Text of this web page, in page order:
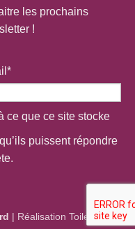
les prochains
!
ce que ce site stocke
puissent répondre
| Réalisation Toile bleue